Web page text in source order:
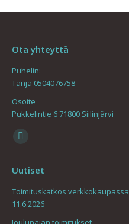
Ota yhteyttä
Puhelin:
Tanja 0504076758
Osoite
Pukkelintie 6 71800 Siilinjärvi
Find us on:
opens
in
new
window
Uutiset
Toimituskatkos verkkokaupassa
11.6.2026